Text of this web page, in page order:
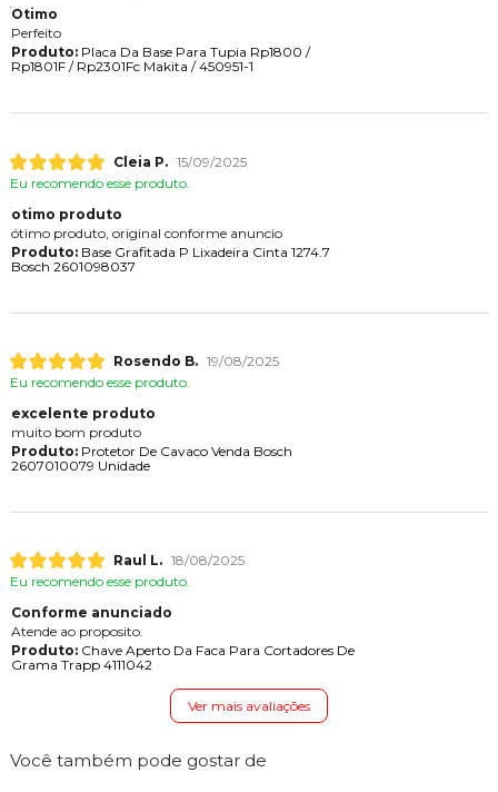
Otimo
Perfeito
Produto:Placa Da Base Para Tupia Rp1800 /
Rp1801F / Rp2301Fc Makita / 450951-1
Cleia P. 15/09/2025
Eu recomendo esse produto.
otimo produto
ótimo produto, original conforme anuncio
Produto:Base Grafitada P Lixadeira Cinta 1274.7
Bosch 2601098037
Rosendo B. 19/08/2025
Eu recomendo esse produto.
excelente produto
muito bom produto
Produto:Protetor De Cavaco Venda Bosch
2607010079 Unidade
Raul L. 18/08/2025
Eu recomendo esse produto.
Conforme anunciado
Atende ao proposito.
Produto:Chave Aperto Da Faca Para Cortadores De
Grama Trapp 4111042
Ver mais avaliações
Você também pode gostar de